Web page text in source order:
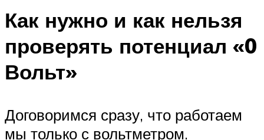
Как нужно и как нельзя
проверять потенциал «0
Вольт»
Договоримся сразу, что работаем
мы только с вольтметром.